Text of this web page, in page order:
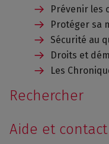
Prévenir les
Protéger sa
Sécurité au
Droits et
Les
Rechercher
Aide et contact